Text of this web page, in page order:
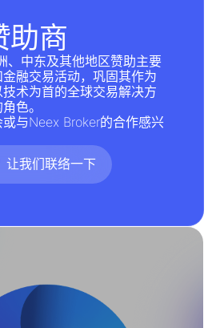
助商
、中东及其他地区赞助主要
金融交易活动，巩固其作为
技术为首的全球交易解决方
色。
与Neex Broker的合作感兴
让我们联络一下